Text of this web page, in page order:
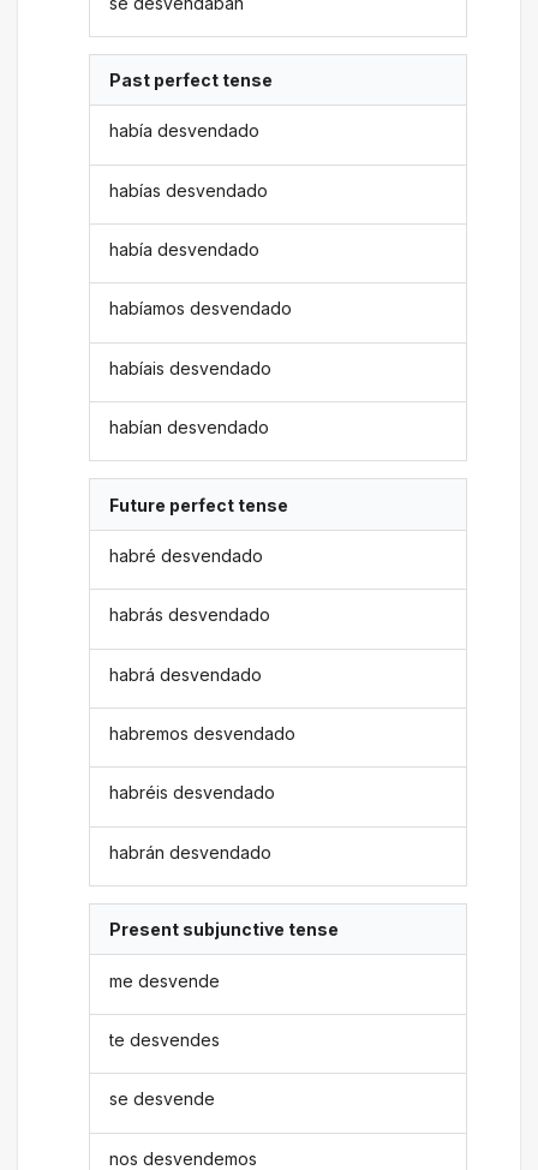
Past perfect tense
había desvendado
habías desvendado
había desvendado
habíamos desvendado
habíais desvendado
habían desvendado
Future perfect tense
habré desvendado
habrás desvendado
habrá desvendado
habremos desvendado
habréis desvendado
habrán desvendado
Present subjunctive tense
me desvende
te desvendes
se desvende
nos desvendemos